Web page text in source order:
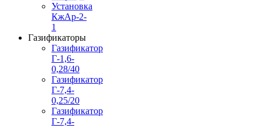
Установка
КжАр-2-
1
Газификаторы
Газификатор
Г-1,6-
0,28/40
Газификатор
Г-7,4-
0,25/20
Газификатор
Г-7,4-